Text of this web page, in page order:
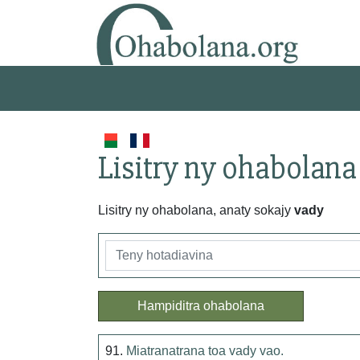
Lisitry ny ohabolana
Lisitry ny ohabolana, anaty sokajy vady
Hampiditra ohabolana
91. Miatranatrana toa vady vao.